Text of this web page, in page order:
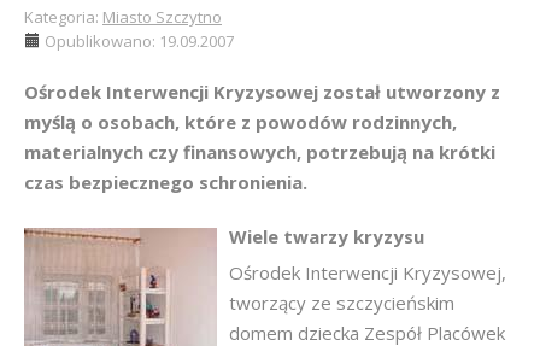
Kategoria: Miasto Szczytno
Opublikowano: 19.09.2007
Ośrodek Interwencji Kryzysowej został utworzony z
myślą o osobach, które z powodów rodzinnych,
materialnych czy finansowych, potrzebują na krótki
czas bezpiecznego schronienia.
Wiele twarzy kryzysu
Ośrodek Interwencji Kryzysowej,
tworzący ze szczycieńskim
domem dziecka Zespół Placówek